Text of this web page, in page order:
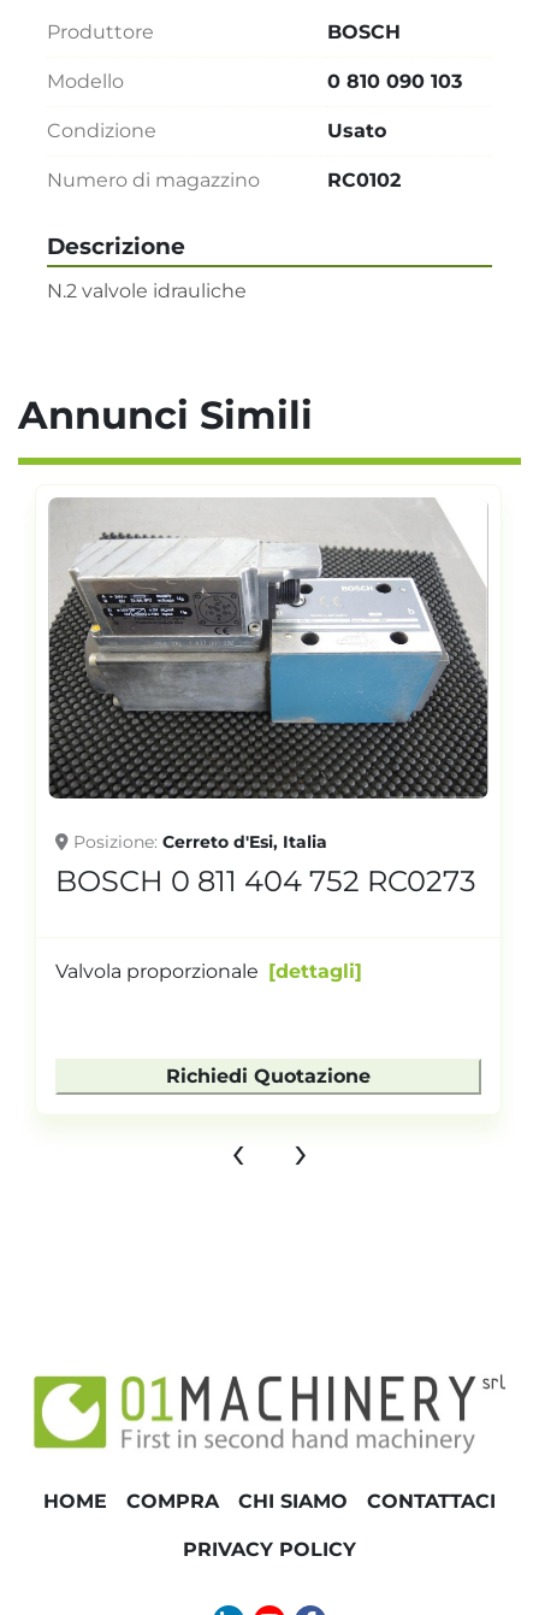
Descrizione
N.2 valvole idrauliche
Produttore BOSCH
Modello 0 810 090 103
Condizione Usato
Numero di magazzino RC0102
Annunci Simili
Posizione Cerreto d'Esi, Italia
BOSCH 0 811 404 752 RC0273
Valvola proporzionale dettagli
Richiedi Quotazione
‹ ›
HOME COMPRA CHI SIAMO CONTATTACI
PRIVACY POLICY